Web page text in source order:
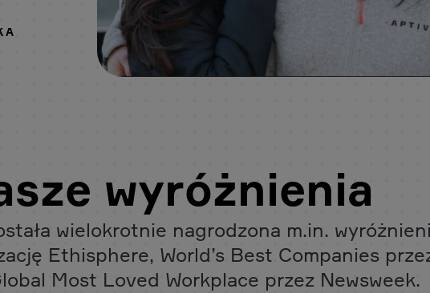
wyróżnienia
wielokrotnie nagrodzona m.in.
Ethisphere, World’s Best Companies
Most Loved Workplace przez Newsweek.